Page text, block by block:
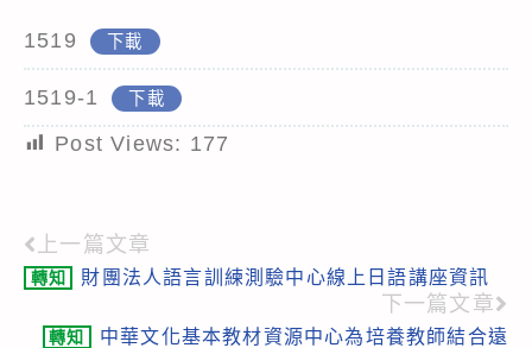
1519 下載
1519-1 下載
Post Views: 177
Read
more
articles
上一篇文章
轉知 財團法人語言訓練測驗中心線上日語講座資訊
下一篇文章
轉知
中華文化基本教材資源中心為培養教師結合遠